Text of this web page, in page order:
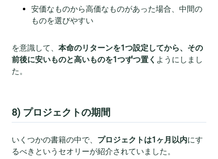
安価なものから高価なものがあった場合、中間の
ものを選びやすい
を意識して、 本命のリターンを1つ設定してから、その
前後に安いものと高いものを1つずつ置く ようにしまし
た。
8) プロジェクトの期間
いくつかの書籍の中で、 プロジェクトは1ヶ月以内にす
るべきというセオリーが紹介されていました。